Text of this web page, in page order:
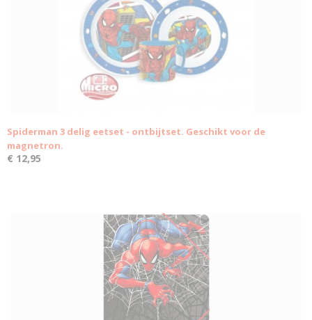
Spiderman 3 delig eetset - ontbijtset. Geschikt voor de
magnetron.
€ 12,95